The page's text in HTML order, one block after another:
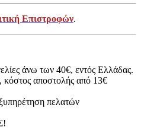
Επιστροφών.
άνω των 40€, εντός Ελλάδας.
κόστος αποστολής από 13€
πελατών